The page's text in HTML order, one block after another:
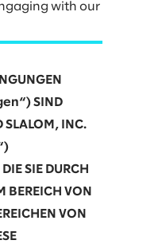
with our
SIND
SLALOM, INC.
SIE DURCH
BEREICH VON
VON